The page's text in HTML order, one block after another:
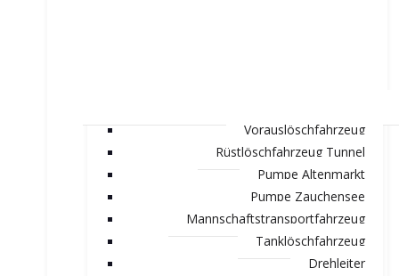
Vorauslöschfahrzeug
Rüstlöschfahrzeug Tunnel
Pumpe Altenmarkt
Pumpe Zauchensee
Mannschaftstransportfahrzeug
Tanklöschfahrzeug
Drehleiter